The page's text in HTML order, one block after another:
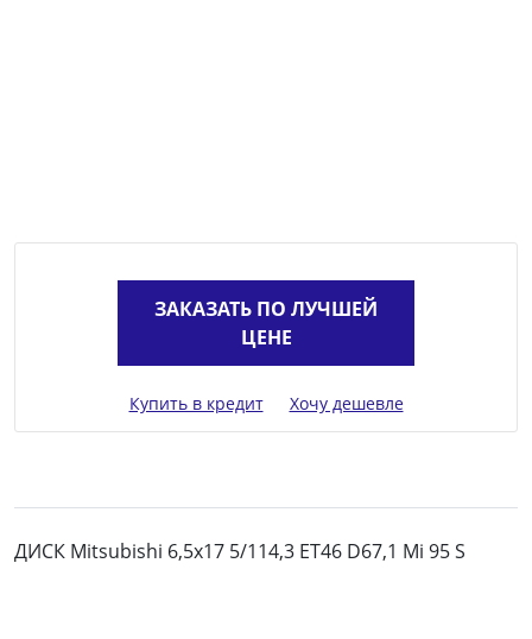
ЗАКАЗАТЬ ПО ЛУЧШЕЙ
ЦЕНЕ
Купить в кредит Хочу дешевле
ДИСК Mitsubishi 6,5x17 5/114,3 ET46 D67,1 Mi 95 S